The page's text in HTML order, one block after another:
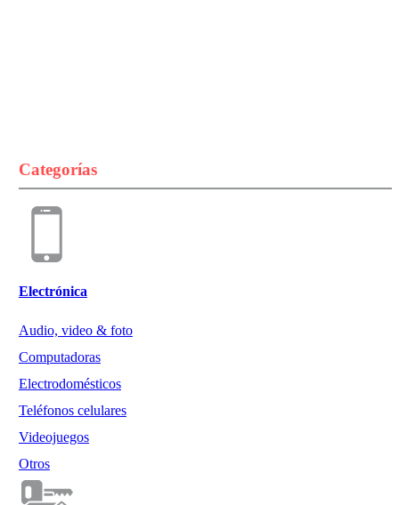
Categorías
Electrónica
Audio, video & foto
Computadoras
Electrodomésticos
Teléfonos celulares
Videojuegos
Otros